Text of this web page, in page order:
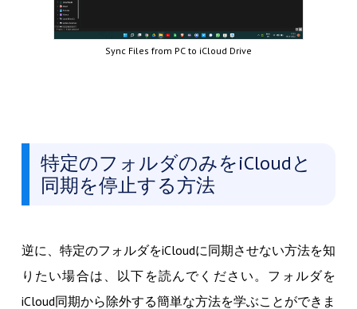
Sync Files from PC to iCloud Drive
特定のフォルダのみをiCloudと
同期を停止する方法
逆に、特定のフォルダをiCloudに同期させない方法を知
りたい場合は、以下を読んでください。フォルダを
iCloud同期から除外する簡単な方法を学ぶことができま